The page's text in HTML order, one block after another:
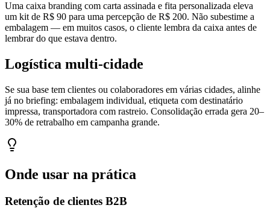
Uma caixa branding com carta assinada e fita personalizada eleva
um kit de R$ 90 para uma percepção de R$ 200. Não subestime a
embalagem — em muitos casos, o cliente lembra da caixa antes de
lembrar do que estava dentro.
Logística multi-cidade
Se sua base tem clientes ou colaboradores em várias cidades, alinhe
já no briefing: embalagem individual, etiqueta com destinatário
impressa, transportadora com rastreio. Consolidação errada gera 20–
30% de retrabalho em campanha grande.
Onde usar na prática
Retenção de clientes B2B